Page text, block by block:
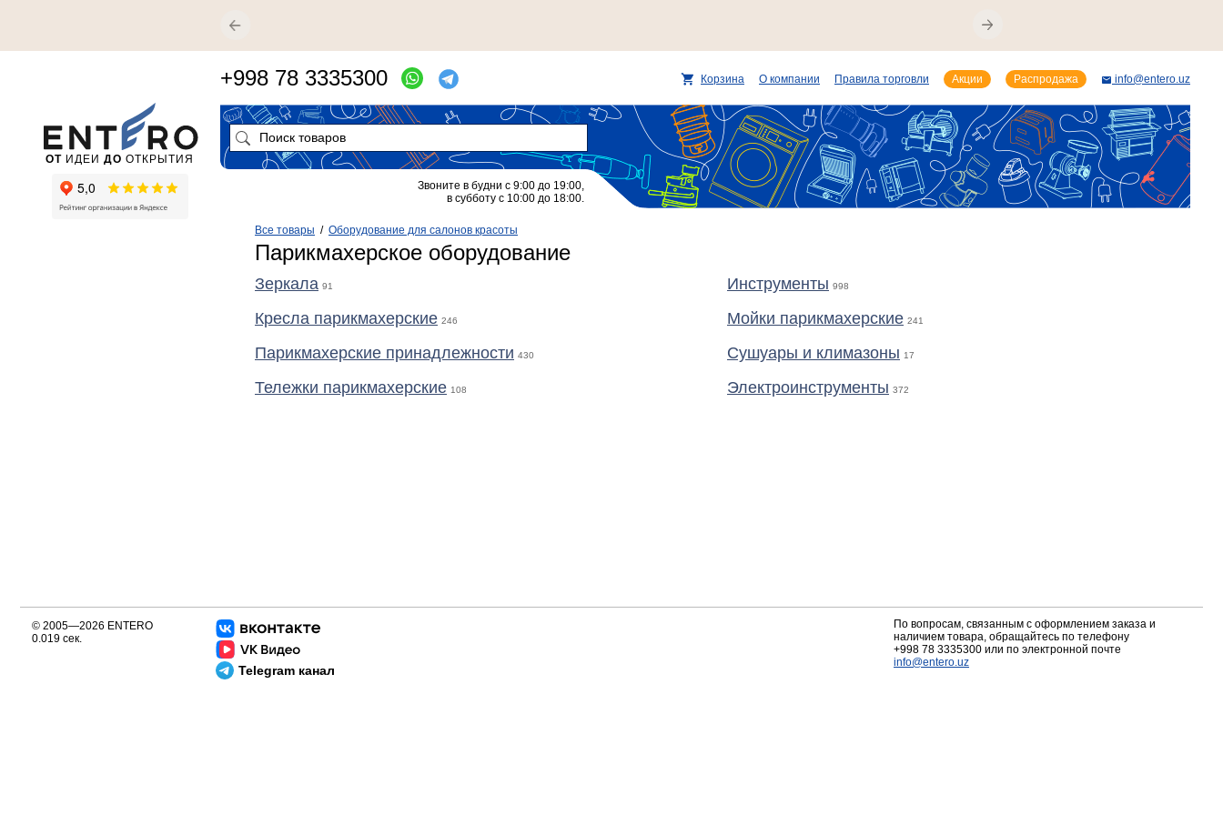
Все товары / Оборудование для салонов красоты
Парикмахерское оборудование
Зеркала 91
Кресла парикмахерские 246
Парикмахерские принадлежности 430
Тележки парикмахерские 108
Инструменты 998
Мойки парикмахерские 241
Сушуары и климазоны 17
Электроинструменты 372
ОТ ИДЕИ ДО ОТКРЫТИЯ
+998 78 3335300 Корзина О компании Правила торговли Акции Распродажа info@entero.uz
Звоните в будни с 9:00 до 19:00,
в субботу с 10:00 до 18:00.
Telegram канал
© 2005—2026 ENTERO
0.019 сек.
По вопросам, связанным с оформлением заказа и
наличием товара, обращайтесь по телефону
+998 78 3335300 или по электронной почте
info@entero.uz